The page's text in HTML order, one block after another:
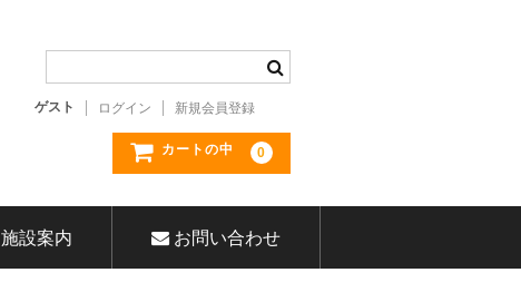
ゲスト ログイン 新規会員登録
カートの中 0
施設案内 お問い合わせ